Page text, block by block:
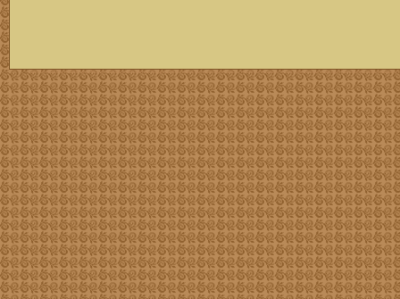
скачать mp3 бесплатно мп3,Россия,патриот,сохранение традиций,великая страна,история,тексты песен, описание песен, удобный каталог mp3 фольклора